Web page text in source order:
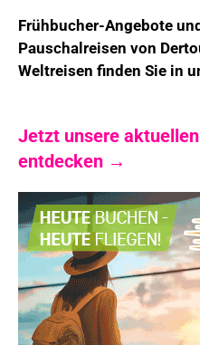
Frühbucher-Angebote
Pauschalreisen von
Weltreisen finden Sie in
Jetzt unsere
entdecken →